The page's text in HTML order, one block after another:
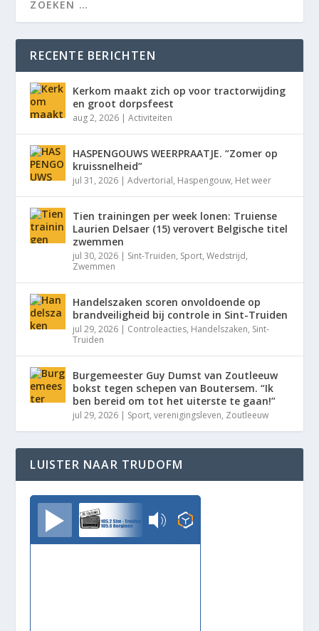
RECENTE BERICHTEN
Kerkom maakt zich op voor tractorwijding
en groot dorpsfeest
aug 2, 2026 |Activiteiten
HASPENGOUWS WEERPRAATJE. “Zomer op
kruissnelheid”
jul 31, 2026 |Advertorial, Haspengouw, Het weer
Tien trainingen per week lonen: Truiense
Laurien Delsaer (15) verovert Belgische titel
zwemmen
jul 30, 2026 | Sint-Truiden, Sport,Wedstrijd,
Zwemmen
Handelszaken scoren onvoldoende op
brandveiligheid bij controle in Sint-Truiden
jul 29, 2026 | Controleacties, Handelszaken, Sint-
Truiden
Burgemeester Guy Dumst van Zoutleeuw
bokst tegen schepen van Boutersem. “Ik
ben bereid om tot het uiterste te gaan!”
jul 29, 2026 | Sport,verenigingsleven, Zoutleeuw
LUISTER NAAR TRUDOFM
TrudoFM